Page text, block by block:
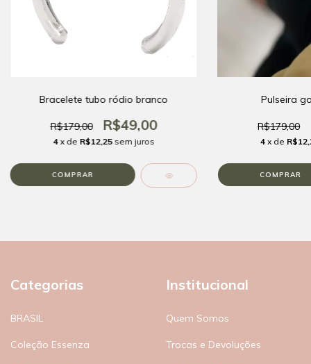
Bracelete tubo ródio branco
R$179,00 R$49,00
4 x de R$12,25 sem juros
Pulseira
R$179,00
4 x de
Categorias
BRASIL
Coleção Essenza
Institucional
Quem Somos
Trocas e Devoluções